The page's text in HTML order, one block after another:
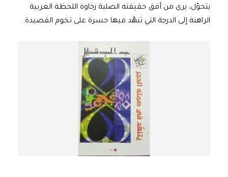
يتحوّل، يرى من أفق حقيقته الصلبة رخاوة اللحظة العربية
الراهنة إلى الدرجة التي تنهّد فيها حسرة على تخوم القصيدة.